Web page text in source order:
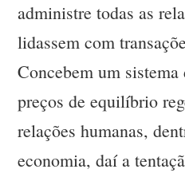
administre todas as
lidassem com
Concebem um
preços de equilíbrio
relações humanas,
economia, daí a